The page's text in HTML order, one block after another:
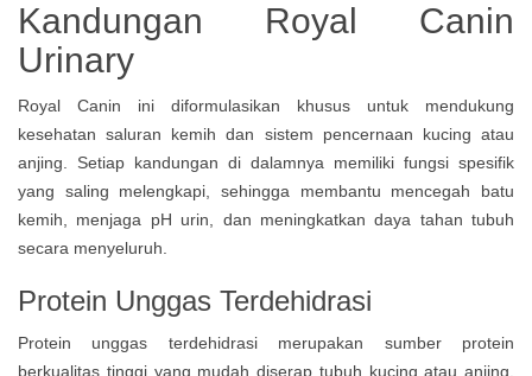
Kandungan Royal Canin
Urinary
Royal Canin ini diformulasikan khusus untuk mendukung
kesehatan saluran kemih dan sistem pencernaan kucing atau
anjing. Setiap kandungan di dalamnya memiliki fungsi spesifik
yang saling melengkapi, sehingga membantu mencegah batu
kemih, menjaga pH urin, dan meningkatkan daya tahan tubuh
secara menyeluruh.
Protein Unggas Terdehidrasi
Protein unggas terdehidrasi merupakan sumber protein
berkualitas tinggi yang mudah diserap tubuh kucing atau anjing.